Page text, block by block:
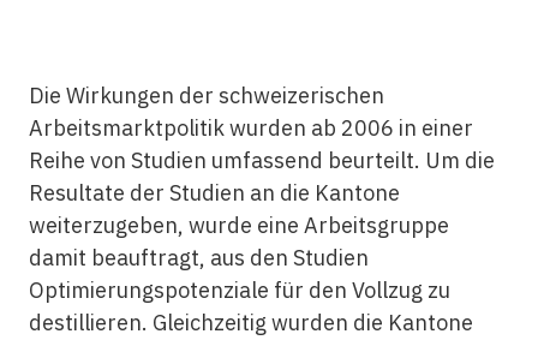
Die Wirkungen der schweizerischen
Arbeitsmarktpolitik wurden ab 2006 in einer
Reihe von Studien umfassend beurteilt. Um die
Resultate der Studien an die Kantone
weiterzugeben, wurde eine Arbeitsgruppe
damit beauftragt, aus den Studien
Optimierungspotenziale für den Vollzug zu
destillieren. Gleichzeitig wurden die Kantone